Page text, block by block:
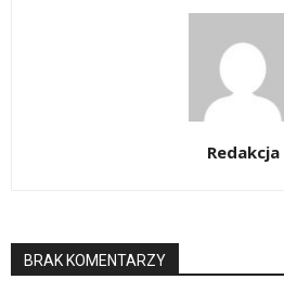
Redakcja
BRAK KOMENTARZY